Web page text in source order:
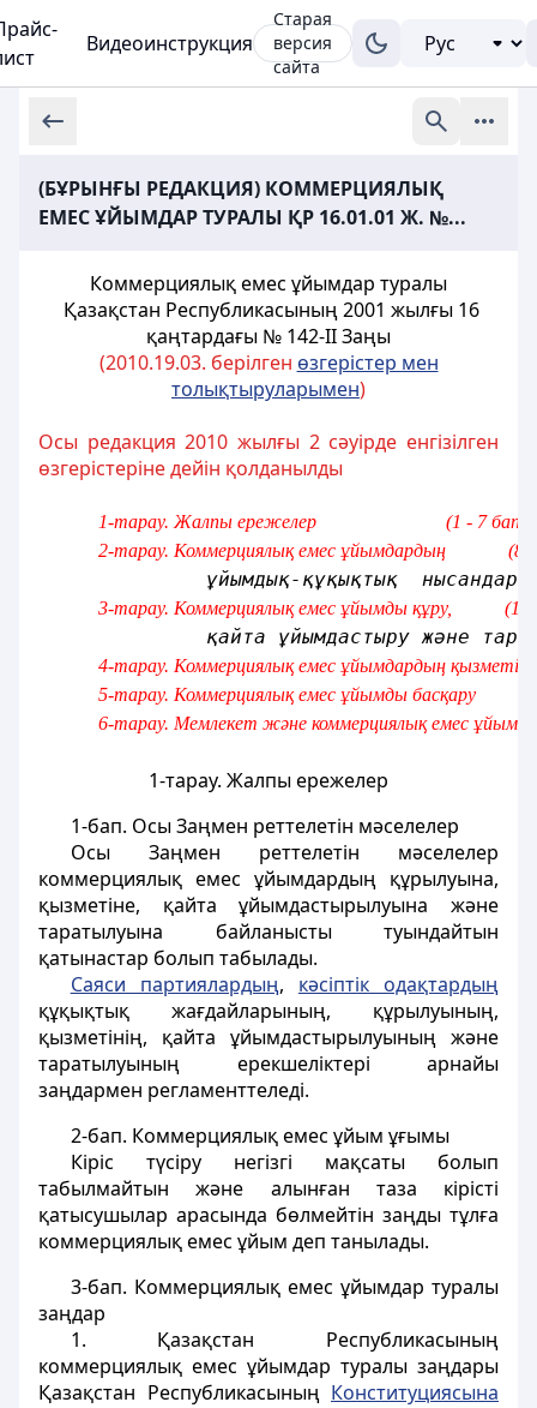
Видеоинструкция
Старая
версия
сайта
(БҰРЫНҒЫ РЕДАКЦИЯ) КОММЕРЦИЯЛЫҚ
ЕМЕС ҰЙЫМДАР ТУРАЛЫ ҚР 16.01.01 Ж. №...
Коммерциялық емес ұйымдар туралы
Қазақстан Республикасының 2001 жылғы 16
қаңтардағы № 142-II Заңы
(2010.19.03. берілген өзгерістер мен
толықтыруларымен)
Осы редакция 2010 жылғы 2 сәуірде енгізілген
өзгерістеріне дейін қолданылды
1-тарау. Жалпы ережелер                           (1 - 7
2-тарау. Коммерциялық емес ұйымдардың
ұйымдық-құқықтық  нысандары
3-тарау. Коммерциялық емес ұйымды құру,
қайта ұйымдастыру және
4-тарау. Коммерциялық емес ұйымдардың қызметі
5-тарау. Коммерциялық емес ұйымды басқару
6-тарау. Мемлекет және коммерциялық емес
1-тарау. Жалпы ережелер
1-бап. Осы Заңмен реттелетін мәселелер
Осы Заңмен реттелетiн мәселелер
коммерциялық емес ұйымдардың құрылуына,
қызметiне, қайта ұйымдастырылуына және
таратылуына байланысты туындайтын
қатынастар болып табылады.
Саяси партиялардың, кәсiптiк одақтардың
құқықтық жағдайларының, құрылуының,
қызметiнiң, қайта ұйымдастырылуының және
таратылуының ерекшелiктерi арнайы
заңдармен регламенттеледi.
2-бап. Коммерциялық емес ұйым ұғымы
Кiрiс түсiру негiзгi мақсаты болып
табылмайтын және алынған таза кiрiстi
қатысушылар арасында бөлмейтiн заңды тұлға
коммерциялық емес ұйым деп танылады.
3-бап. Коммерциялық емес ұйымдар туралы
заңдар
1. Қазақстан Республикасының
коммерциялық емес ұйымдар туралы заңдары
Қазақстан Республикасының Конституциясына